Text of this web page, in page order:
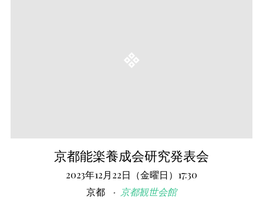
京都能楽養成会研究発表会
2023年12月22日（金曜日）17:30
京都
京都観世会館